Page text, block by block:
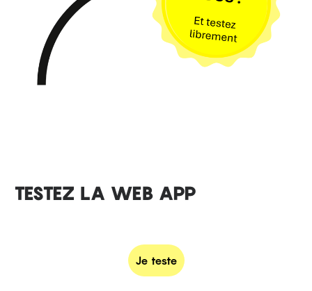
TESTEZ LA WEB APP
Je teste